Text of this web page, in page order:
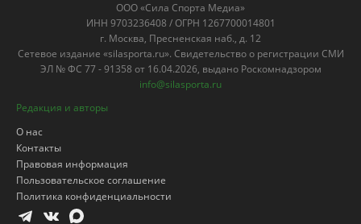
ООО «Сила Спорта Медиа»
ИНН 9703236408 / ОГРН 1267700014801
г. Москва, Пресненская наб., д. 12
Сетевое издание «silasporta.ru». Свидетельство о регистрации СМИ
ЭЛ № ФС 77 - 91358 от 16.04.2026, выдано Роскомнадзором
info@silasporta.ru
Редакция и авторы
О нас
Контакты
Правовая информация
Пользовательское соглашение
Политика конфиденциальности